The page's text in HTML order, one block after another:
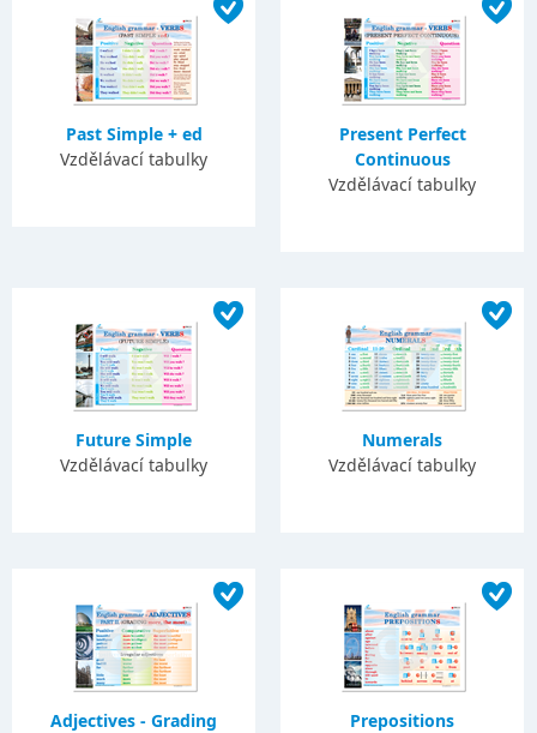
Past Simple + ed
Vzdělávací tabulky
Present Perfect
Continuous
Vzdělávací tabulky
Future Simple
Vzdělávací tabulky
Numerals
Vzdělávací tabulky
Adjectives - Grading
Prepositions